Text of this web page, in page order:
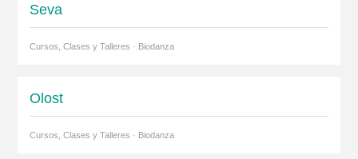
Seva
Cursos, Clases y Talleres · Biodanza
Olost
Cursos, Clases y Talleres · Biodanza